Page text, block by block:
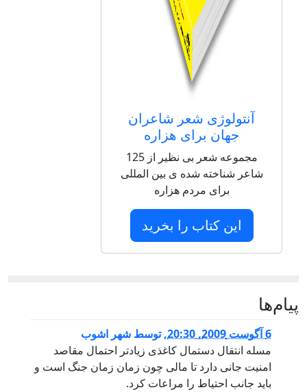
آنتولوژی شعر شاعران
جهان برای هزاره
مجموعه شعر بی نظیر از 125
شاعر شناخته شده ی بین المللی
برای مردم هزاره
این کتاب را بخرید
پيام‌ها
6 آگوست 2009, 20:30 ,توسط شهر اشوب
مسله انتقال دستمال کاغذی زیادتر احتمال مقاصد
امنیت جانی دارد تا مالی چون زمان زمان جنگ است و
باید جانب احتیاط را مراعات کرد.